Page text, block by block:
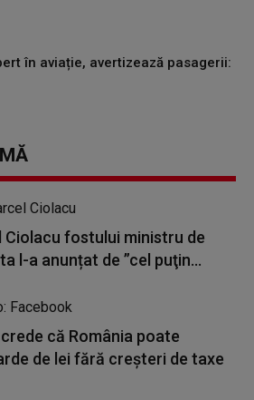
în aviație, avertizează pasagerii:
Ciolacu fostului ministru de
l-a anunțat de ”cel puţin...
că România poate
de lei fără creşteri de taxe